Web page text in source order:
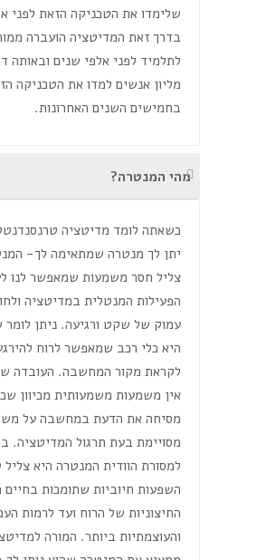
שלימדו את הטכניקה הזאת לפני
בדרך זאת המדיטציה הועברה
לתלמיד לפני אלפי שנים ובאותה
מליון אנשים למדו את הטכניקה
בחמישים השנים האחרונות.
מהי המנטרה?
כשאתה לומד מדיטציה
יתן לך מנטרה שמתאימה לך-
צליל חסר משמעות שמאפשר לנו
הפעילות המנטלית במדיטציה
עמוק של שקט ורגיעה. ניתן
היא כלי רכב שמאפשר לרוח
לקראת מקור המחשבה. העובדה
אין משמעות משמעותית מכיוון
מסיחה את הדעת במחשבה על
מסויימת בעת תרגול המדיטציה.
למסורת הוודית המנטרה היא צליל
השפעות חיוביות שתומכות
החיצוניות של הרוח ועד לרמות
והעוצמתיות ביותר. המורה